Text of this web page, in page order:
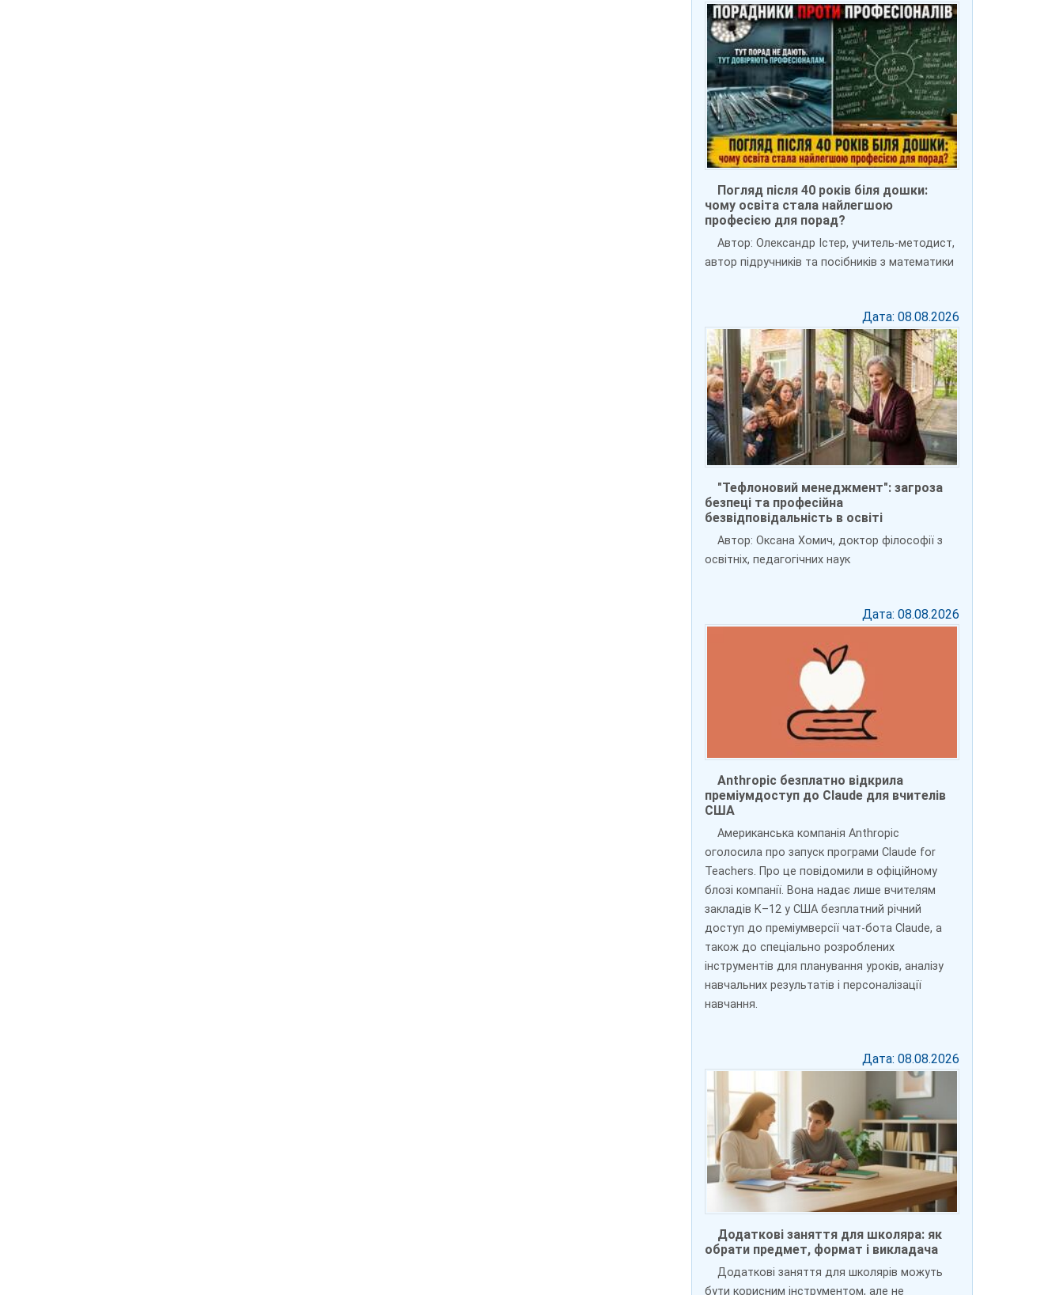
Погляд після 40 років біля дошки:
чому освіта стала найлегшою
професією для порад?
Автор: Олександр Істер, учитель-методист,
автор підручників та посібників з математики
Дата: 08.08.2026
"Тефлоновий менеджмент": загроза
безпеці та професійна
безвідповідальність в освіті
Автор: Оксана Хомич, доктор філософії з
освітніх, педагогічних наук
Дата: 08.08.2026
Anthropic безплатно відкрила
преміумдоступ до Claude для вчителів
США
Американська компанія Anthropic
оголосила про запуск програми Claude for
Teachers. Про це повідомили в офіційному
блозі компанії. Вона надає лише вчителям
закладів K–12 у США безплатний річний
доступ до преміумверсії чат-бота Claude, а
також до спеціально розроблених
інструментів для планування уроків, аналізу
навчальних результатів і персоналізації
навчання.
Дата: 08.08.2026
Додаткові заняття для школяра: як
обрати предмет, формат і викладача
Додаткові заняття для школярів можуть
бути корисним інструментом, але не